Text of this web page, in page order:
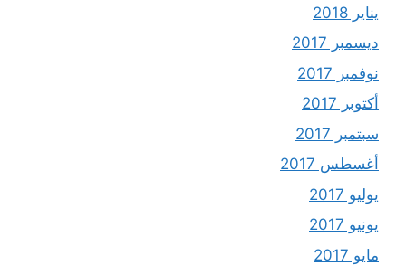
يناير 2018
ديسمبر 2017
نوفمبر 2017
أكتوبر 2017
سبتمبر 2017
أغسطس 2017
يوليو 2017
يونيو 2017
مايو 2017